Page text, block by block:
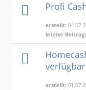
Profi
erstellt:
letzter Beitrag:
verfügbar
erstellt: